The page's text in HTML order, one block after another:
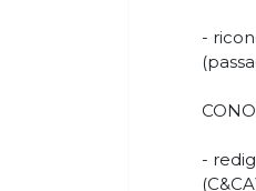
-
-